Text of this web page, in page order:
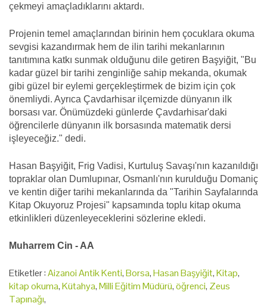
çekmeyi amaçladıklarını aktardı.
Projenin temel amaçlarından birinin hem çocuklara okuma
sevgisi kazandırmak hem de ilin tarihi mekanlarının
tanıtımına katkı sunmak olduğunu dile getiren Başyiğit, "Bu
kadar güzel bir tarihi zenginliğe sahip mekanda, okumak
gibi güzel bir eylemi gerçekleştirmek de bizim için çok
önemliydi. Ayrıca Çavdarhisar ilçemizde dünyanın ilk
borsası var. Önümüzdeki günlerde Çavdarhisar'daki
öğrencilerle dünyanın ilk borsasında matematik dersi
işleyeceğiz." dedi.
Hasan Başyiğit, Frig Vadisi, Kurtuluş Savaşı'nın kazanıldığı
topraklar olan Dumlupınar, Osmanlı'nın kurulduğu Domaniç
ve kentin diğer tarihi mekanlarında da "Tarihin Sayfalarında
Kitap Okuyoruz Projesi" kapsamında toplu kitap okuma
etkinlikleri düzenleyeceklerini sözlerine ekledi.
Muharrem Cin - AA
Etiketler :Aizanoi Antik Kenti,Borsa,Hasan Başyiğit,Kitap,
kitap okuma,Kütahya,Milli Eğitim Müdürü,öğrenci, Zeus
Tapınağı,